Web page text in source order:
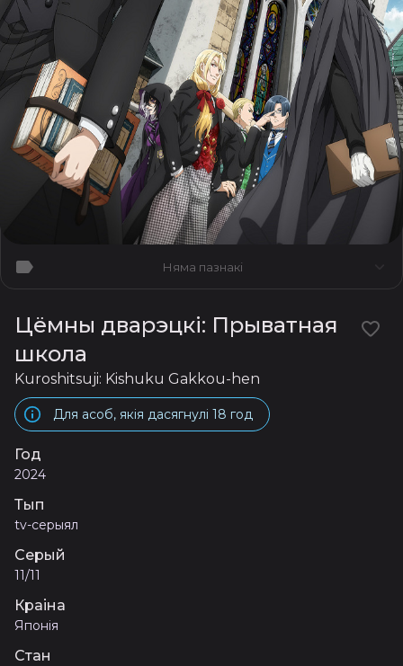
Няма пазнакі
Цёмны дварэцкі: Прыватная
школа
Kuroshitsuji: Kishuku Gakkou-hen
Для асоб, якія дасягнулі 18 год
Год
2024
Тып
tv-серыял
Серый
11/11
Краіна
Японія
Стан